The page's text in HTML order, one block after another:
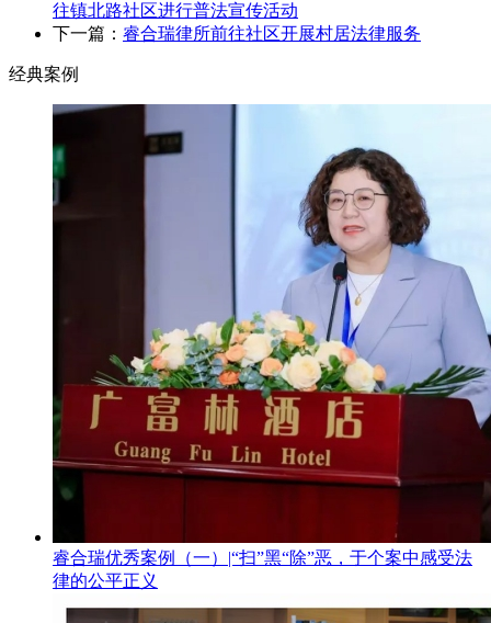
往镇北路社区进行普法宣传活动
下一篇： 睿合瑞律所前往社区开展村居法律服务
经典案例
睿合瑞优秀案例（一）|“扫”黑“除”恶，于个案中感受法
律的公平正义